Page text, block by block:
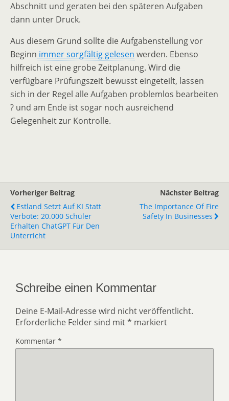
Abschnitt und geraten bei den späteren Aufgaben
dann unter Druck.
Aus diesem Grund sollte die Aufgabenstellung vor
Beginn immer sorgfältig gelesen werden. Ebenso
hilfreich ist eine grobe Zeitplanung. Wird die
verfügbare Prüfungszeit bewusst eingeteilt, lassen
sich in der Regel alle Aufgaben problemlos bearbeiten
? und am Ende ist sogar noch ausreichend
Gelegenheit zur Kontrolle.
Vorheriger Beitrag
Estland Setzt Auf KI Statt
Verbote: 20.000 Schüler
Erhalten ChatGPT Für Den
Unterricht
Nächster Beitrag
The Importance Of Fire
Safety In Businesses
Schreibe einen Kommentar
Deine E-Mail-Adresse wird nicht veröffentlicht.
Erforderliche Felder sind mit* markiert
Kommentar *